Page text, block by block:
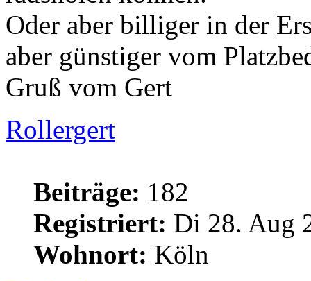
Oder aber billiger in der
aber günstiger vom
Gruß vom Gert
Rollergert
Beiträge: 182
Registriert: Di 28. Aug
Wohnort: Köln